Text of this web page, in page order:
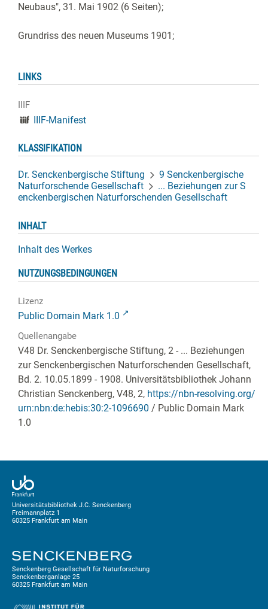
Neubaus", 31. Mai 1902 (6 Seiten);
Grundriss des neuen Museums 1901;
LINKS
IIIF
IIIF-Manifest
KLASSIFIKATION
Dr. Senckenbergische Stiftung
9 Senckenbergische
Naturforschende Gesellschaft
... Beziehungen zur S
enckenbergischen Naturforschenden Gesellschaft
INHALT
Inhalt des Werkes
NUTZUNGSBEDINGUNGEN
Lizenz
Public Domain Mark 1.0
Quellenangabe
V48 Dr. Senckenbergische Stiftung, 2 - ... Beziehungen
zur Senckenbergischen Naturforschenden Gesellschaft,
Bd. 2. 10.05.1899 - 1908. Universitätsbibliothek Johann
Christian Senckenberg, V48, 2, https://nbn-resolving.org/
urn:nbn:de:hebis:30:2-1096690 / Public Domain Mark
1.0
Universitätsbibliothek J.C. Senckenberg
Freimannplatz 1
60325 Frankfurt am Main
Senckenberg Gesellschaft für Naturforschung
Senckenberganlage 25
60325 Frankfurt am Main